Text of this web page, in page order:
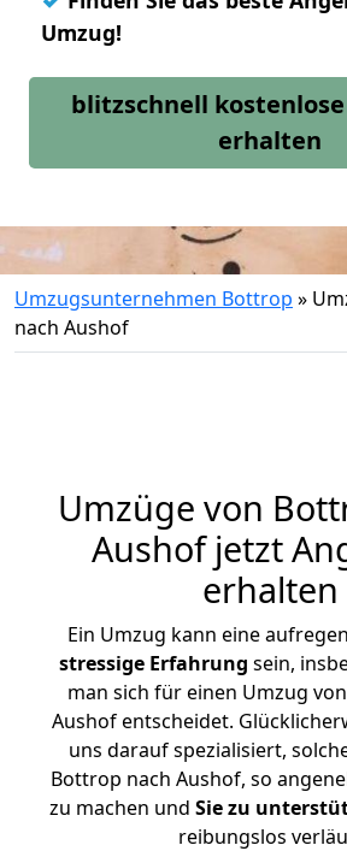
Umzug!
blitzschnell
erhalten
Umzugsunternehmen Bottrop »
nach Aushof
Umzüge von
Aushof jetzt
erhalten
Ein Umzug kann eine
stressige Erfahrung sein,
man sich für einen Umzug
Aushof entscheidet.
uns darauf spezialisiert,
Bottrop nach Aushof, so
zu machen und Sie zu
reibungslos